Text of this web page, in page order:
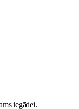
iegādei.